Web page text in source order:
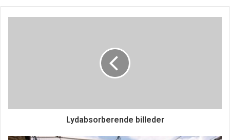
Lydabsorberende billeder